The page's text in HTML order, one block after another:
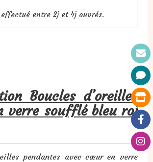
entre 2j et 4j ouvrés.
Boucles d’oreilles
verre soufflé bleu roi
pendantes avec cœur en verre